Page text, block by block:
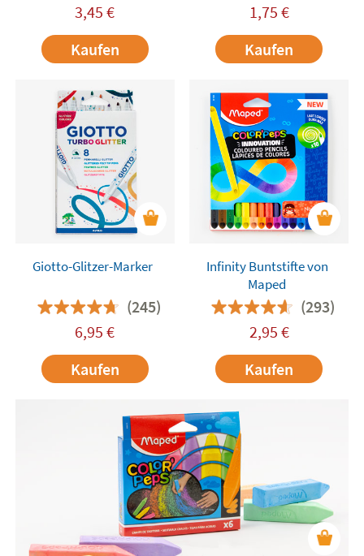
3,45 €
Kaufen
1,75 €
Kaufen
Giotto-Glitzer-Marker
(245)
6,95 €
Kaufen
Infinity Buntstifte von
Maped
(293)
2,95 €
Kaufen